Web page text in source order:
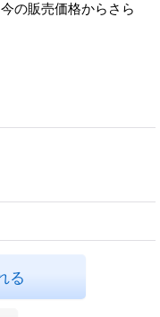
の販売価格からさら
る